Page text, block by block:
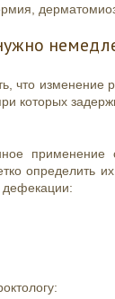
что изменение
которых
применение
определить
дефекации: